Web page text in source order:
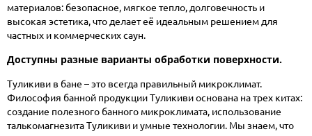
материалов: безопасное, мягкое тепло, долговечность и
высокая эстетика, что делает её идеальным решением для
частных и коммерческих саун.
Доступны разные варианты обработки поверхности.
Туликиви в бане – это всегда правильный микроклимат.
Философия банной продукции Туликиви основана на трех китах:
создание полезного банного микроклимата, использование
талькомагнезита Туликиви и умные технологии. Мы знаем, что